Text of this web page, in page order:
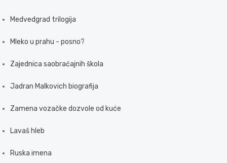
Medvedgrad trilogija
Mleko u prahu - posno?
Zajednica saobraćajnih škola
Jadran Malkovich biografija
Zamena vozačke dozvole od kuće
Lavaš hleb
Ruska imena